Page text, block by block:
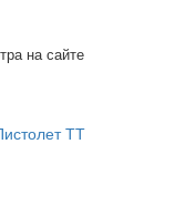
на сайте
ТТ